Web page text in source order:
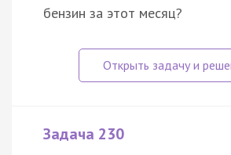
бензин за этот месяц?
Задача 230